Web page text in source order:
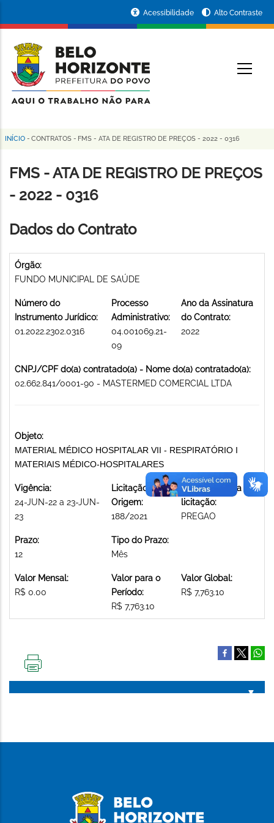
conteúdo
principal
da
Prefeitura
de
Horizonte
Acessibilidade Alto Contraste
Trilha
de
navegação
INÍCIO - CONTRATOS - FMS - ATA DE REGISTRO DE PREÇOS - 2022 - 0316
FMS - ATA DE REGISTRO DE PREÇOS
- 2022 - 0316
Dados do Contrato
Órgão:
FUNDO MUNICIPAL DE SAÚDE
Número do
Instrumento Jurídico:
01.2022.2302.0316
Processo
Administrativo:
04.001069.21-
09
Ano da Assinatura
do Contrato:
2022
CNPJ/CPF do(a) contratado(a) - Nome do(a) contratado(a):
02.662.841/0001-90 - MASTERMED COMERCIAL LTDA
Objeto:
MATERIAL MÉDICO HOSPITALAR VII - RESPIRATÓRIO I
MATERIAIS MÉDICO-HOSPITALARES
Vigência:
24-JUN-22 a 23-JUN-
23
Licitação de
Origem:
188/2021
Modalidade da
licitação:
PREGAO
Prazo:
12
Tipo do Prazo:
Mês
Valor Mensal:
R$ 0.00
Valor para o
Período:
R$ 7,763.10
Valor Global:
R$ 7,763.10
PÁGINA